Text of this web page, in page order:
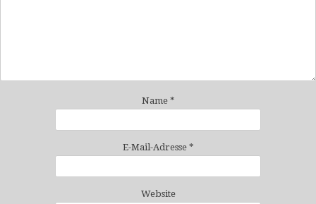
Name *
E-Mail-Adresse *
Website